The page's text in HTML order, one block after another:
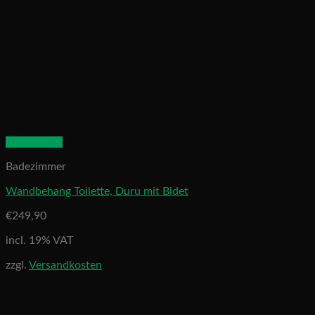
Badezimmer
Wandbehang Toilette, Duru mit Bidet
€249,90
incl. 19% VAT
zzgl. Versandkosten